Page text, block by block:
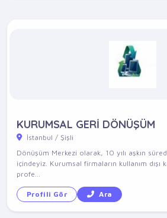
KURUMSAL GERİ DÖNÜŞÜM
İstanbul / Şişli
Dönüşüm Merkezi olarak, 10 yılı aşkın
içindeyiz. Kurumsal firmaların kullanım dışı
profe...
Profili Gör Ara